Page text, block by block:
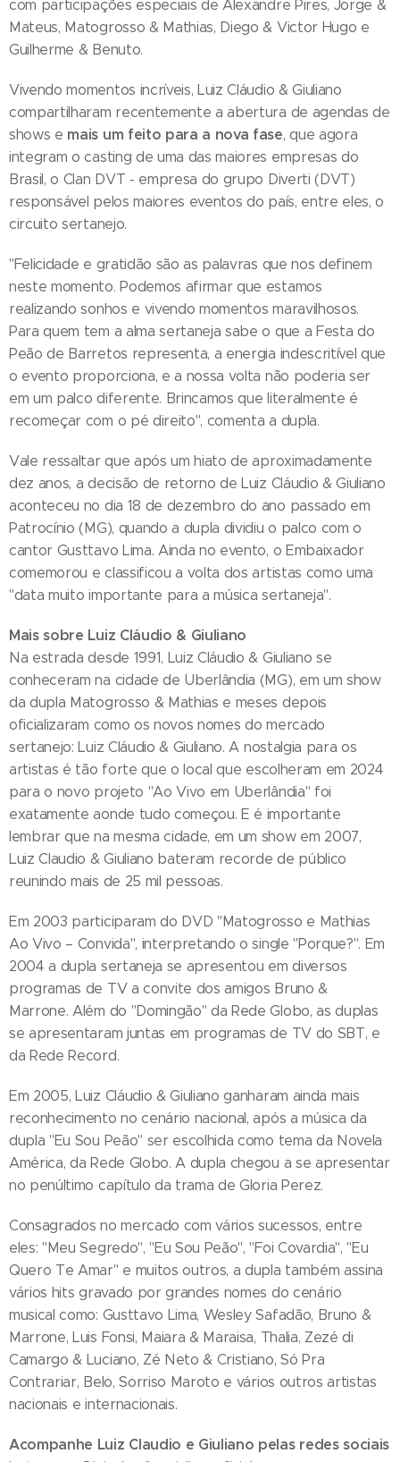
com participações especiais de Alexandre Pires, Jorge &
Mateus, Matogrosso & Mathias, Diego & Victor Hugo e
Guilherme & Benuto.
Vivendo momentos incríveis, Luiz Cláudio & Giuliano
compartilharam recentemente a abertura de agendas de
shows e mais um feito para a nova fase, que agora
integram o casting de uma das maiores empresas do
Brasil, o Clan DVT - empresa do grupo Diverti (DVT)
responsável pelos maiores eventos do país, entre eles, o
circuito sertanejo.
"Felicidade e gratidão são as palavras que nos definem
neste momento. Podemos afirmar que estamos
realizando sonhos e vivendo momentos maravilhosos.
Para quem tem a alma sertaneja sabe o que a Festa do
Peão de Barretos representa, a energia indescritível que
o evento proporciona, e a nossa volta não poderia ser
em um palco diferente. Brincamos que literalmente é
recomeçar com o pé direito", comenta a dupla.
Vale ressaltar que após um hiato de aproximadamente
dez anos, a decisão de retorno de Luiz Cláudio & Giuliano
aconteceu no dia 18 de dezembro do ano passado em
Patrocínio (MG), quando a dupla dividiu o palco com o
cantor Gusttavo Lima. Ainda no evento, o Embaixador
comemorou e classificou a volta dos artistas como uma
"data muito importante para a música sertaneja".
Mais sobre Luiz Cláudio & Giuliano
Na estrada desde 1991, Luiz Cláudio & Giuliano se
conheceram na cidade de Uberlândia (MG), em um show
da dupla Matogrosso & Mathias e meses depois
oficializaram como os novos nomes do mercado
sertanejo: Luiz Cláudio & Giuliano. A nostalgia para os
artistas é tão forte que o local que escolheram em 2024
para o novo projeto "Ao Vivo em Uberlândia" foi
exatamente aonde tudo começou. E é importante
lembrar que na mesma cidade, em um show em 2007,
Luiz Claudio & Giuliano bateram recorde de público
reunindo mais de 25 mil pessoas.
Em 2003 participaram do DVD "Matogrosso e Mathias
Ao Vivo – Convida", interpretando o single "Porque?". Em
2004 a dupla sertaneja se apresentou em diversos
programas de TV a convite dos amigos Bruno &
Marrone. Além do "Domingão" da Rede Globo, as duplas
se apresentaram juntas em programas de TV do SBT, e
da Rede Record.
Em 2005, Luiz Cláudio & Giuliano ganharam ainda mais
reconhecimento no cenário nacional, após a música da
dupla "Eu Sou Peão" ser escolhida como tema da Novela
América, da Rede Globo. A dupla chegou a se apresentar
no penúltimo capítulo da trama de Gloria Perez.
Consagrados no mercado com vários sucessos, entre
eles: "Meu Segredo", "Eu Sou Peão", "Foi Covardia", "Eu
Quero Te Amar" e muitos outros, a dupla também assina
vários hits gravado por grandes nomes do cenário
musical como: Gusttavo Lima, Wesley Safadão, Bruno &
Marrone, Luis Fonsi, Maiara & Maraisa, Thalia, Zezé di
Camargo & Luciano, Zé Neto & Cristiano, Só Pra
Contrariar, Belo, Sorriso Maroto e vários outros artistas
nacionais e internacionais.
Acompanhe Luiz Claudio e Giuliano pelas redes sociais